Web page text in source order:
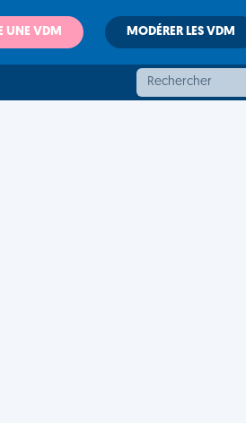
UNE VDM MODÉRER LES VDM